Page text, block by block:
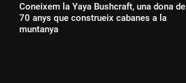
Coneixem la Yaya Bushcraft, una dona de
70 anys que construeix cabanes a la
muntanya